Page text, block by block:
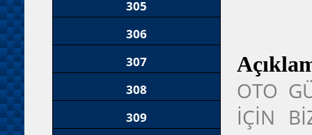
305
306
307
308
309
OTO
İÇİN